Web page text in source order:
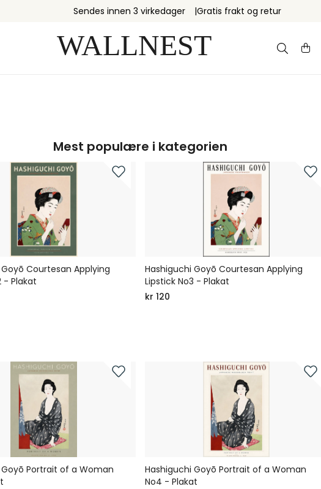
Sendes innen 3 virkedager Gratis frakt og retur
Mest populære i kategorien
Courtesan Applying
- Plakat
Hashiguchi Goyō Courtesan Applying
Lipstick No3 - Plakat
kr 120
Portrait of a Woman
Hashiguchi Goyō Portrait of a Woman
No4 - Plakat